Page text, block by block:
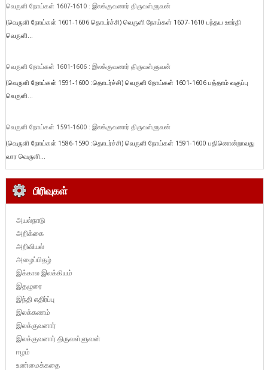
வெருளி நோய்கள் 1607-1610 : இலக்குவனார் திருவள்ளுவன்
(வெருளி நோய்கள் 1601-1606 தொடர்ச்சி) வெருளி நோய்கள் 1607-1610 பந்தய ஊர்தி
வெருளி...
வெருளி நோய்கள் 1601-1606 : இலக்குவனார் திருவள்ளுவன்
(வெருளி நோய்கள் 1591-1600 :தொடர்ச்சி) வெருளி நோய்கள் 1601-1606 பத்தாம் வகுப்பு
வெருளி...
வெருளி நோய்கள் 1591-1600 : இலக்குவனார் திருவள்ளுவன்
(வெருளி நோய்கள் 1586-1590 :தொடர்ச்சி) வெருளி நோய்கள் 1591-1600 பதினொன்றாவது
வார வெருளி...
பிரிவுகள்
அயல்நாடு
அறிக்கை
அறிவியல்
அழைப்பிதழ்
இக்கால இலக்கியம்
இதழுரை
இந்தி எதிர்ப்பு
இலக்கணம்
இலக்குவனார்
இலக்குவனார் திருவள்ளுவன்
ஈழம்
உண்மைக்கதை